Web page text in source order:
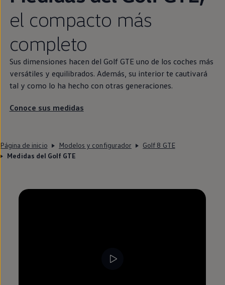
el compacto más
completo
Sus dimensiones hacen del Golf GTE uno de los coches más
versátiles y equilibrados. Además, su interior te cautivará
tal y como lo ha hecho con otras generaciones.
Conoce sus medidas
Página de inicio Modelos y configurador
Golf 8 GTE
Medidas del Golf GTE